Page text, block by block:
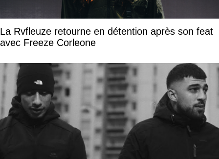
La Rvfleuze retourne en détention après son feat
avec Freeze Corleone